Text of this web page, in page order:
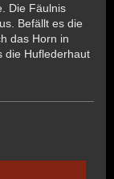
Die Fäulnis
Befällt es die
das Horn in
die Huflederhaut